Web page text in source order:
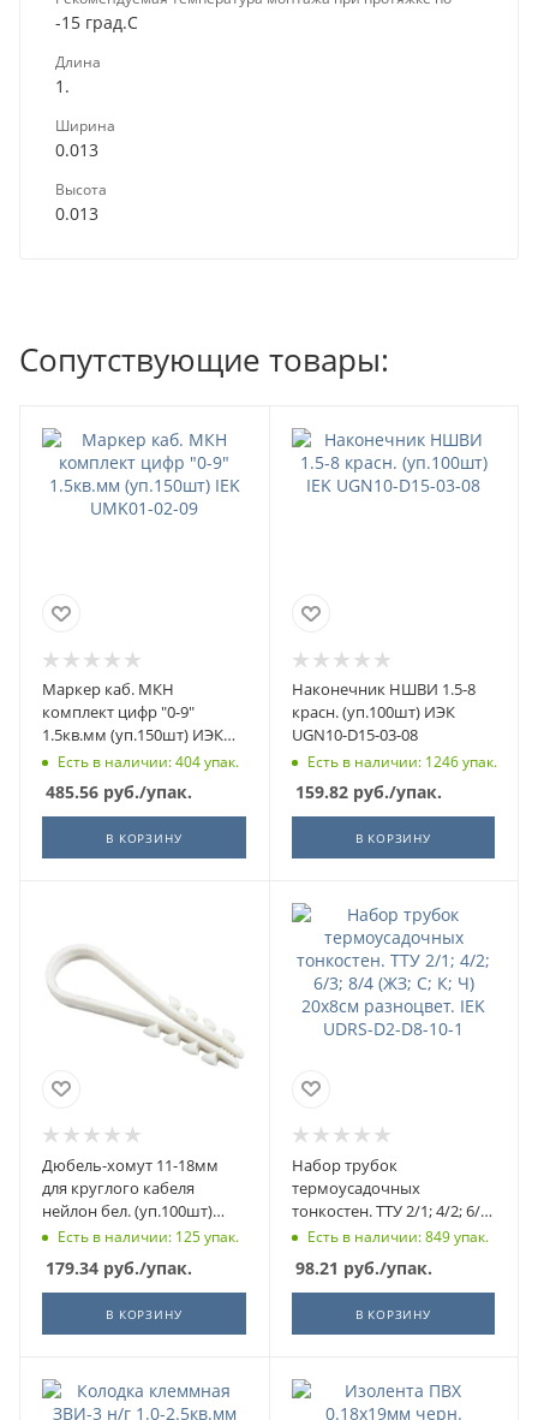
-15 град.C
Длина
1.
Ширина
0.013
Высота
0.013
Сопутствующие товары:
Маркер каб. МКН
комплект цифр "0-9"
1.5кв.мм (уп.150шт) ИЭК
UMK01-02-09
Есть в наличии: 404 упак.
485.56 руб./упак.
В КОРЗИНУ
Наконечник НШВИ 1.5-8
красн. (уп.100шт) ИЭК
UGN10-D15-03-08
Есть в наличии: 1246 упак.
159.82руб./упак.
В КОРЗИНУ
Дюбель-хомут 11-18мм
для круглого кабеля
нейлон бел. (уп.100шт)
ИЭК UHH35-11-18-100
Есть в наличии: 125 упак.
179.34 руб./упак.
В КОРЗИНУ
Набор трубок
термоусадочных
тонкостен. ТТУ 2/1; 4/2; 6/3;
8/4 (ЖЗ; С; К; Ч) 20х8см
D8-10-1
Есть в наличии: 849 упак.
98.21 руб./упак.
В КОРЗИНУ